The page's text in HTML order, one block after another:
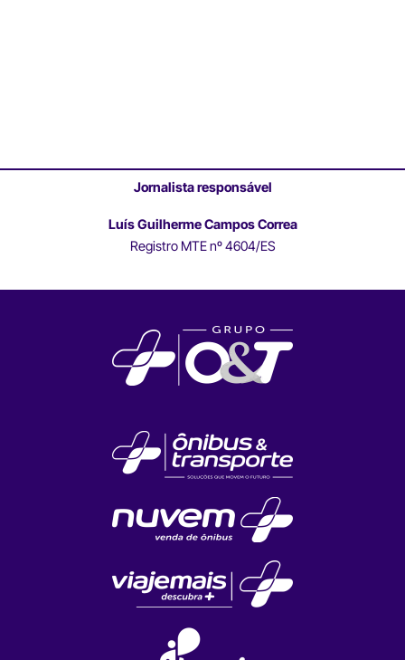
Jornalista responsável
Luís Guilherme Campos Correa
Registro MTE nº 4604/ES